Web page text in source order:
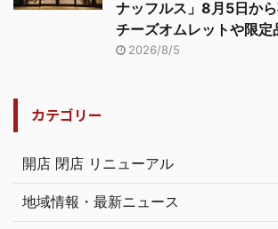
ナッフルス」8月5日から
チーズオムレットや限定
2026/8/5
カテゴリー
開店 閉店 リニューアル
地域情報・最新ニュース